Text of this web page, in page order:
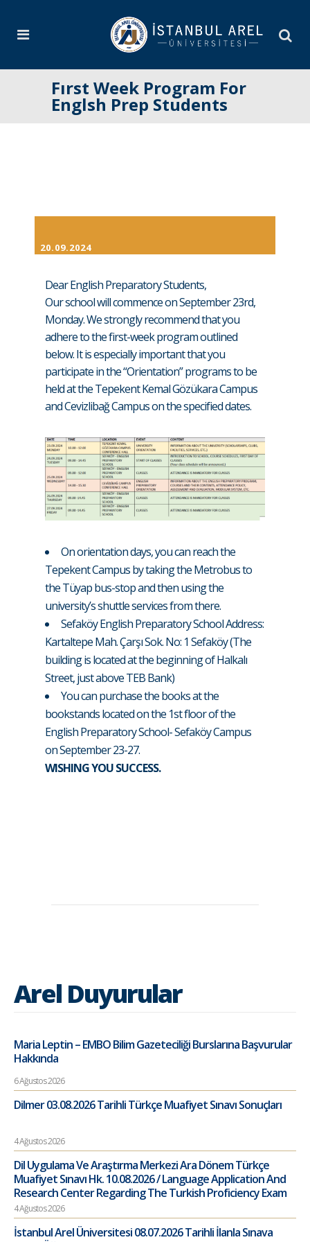
Fırst Week Program For
Englsh Prep Students
20.09.2024
Dear English Preparatory Students,
Our school will commence on September 23rd,
Monday. We strongly recommend that you
adhere to the first-week program outlined
below. It is especially important that you
participate in the “Orientation” programs to be
held at the Tepekent Kemal Gözükara Campus
and Cevizlibağ Campus on the specified dates.
On orientation days, you can reach the
Tepekent Campus by taking the Metrobus to
the Tüyap bus-stop and then using the
university’s shuttle services from there.
Sefaköy English Preparatory School Address:
Kartaltepe Mah. Çarşı Sok. No: 1 Sefaköy (The
building is located at the beginning of Halkalı
Street, just above TEB Bank)
You can purchase the books at the
bookstands located on the 1st floor of the
English Preparatory School- Sefaköy Campus
on September 23-27.
WISHING YOU SUCCESS.
Arel Duyurular
Maria Leptin – EMBO Bilim Gazeteciliği Burslarına Başvurular
Hakkında
6 Ağustos 2026
Dilmer 03.08.2026 Tarihli Türkçe Muafiyet Sınavı Sonuçları
4 Ağustos 2026
Dil Uygulama Ve Araştırma Merkezi Ara Dönem Türkçe
Muafiyet Sınavı Hk. 10.08.2026 / Language Application And
Research Center Regarding The Turkish Proficiency Exam
4 Ağustos 2026
İstanbul Arel Üniversitesi 08.07.2026 Tarihli İlanla Sınava